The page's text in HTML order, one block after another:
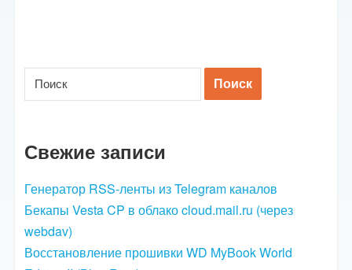
Свежие записи
Генератор RSS-ленты из Telegram каналов
Бекапы Vesta CP в облако cloud.mail.ru (через
webdav)
Восстановление прошивки WD MyBook World